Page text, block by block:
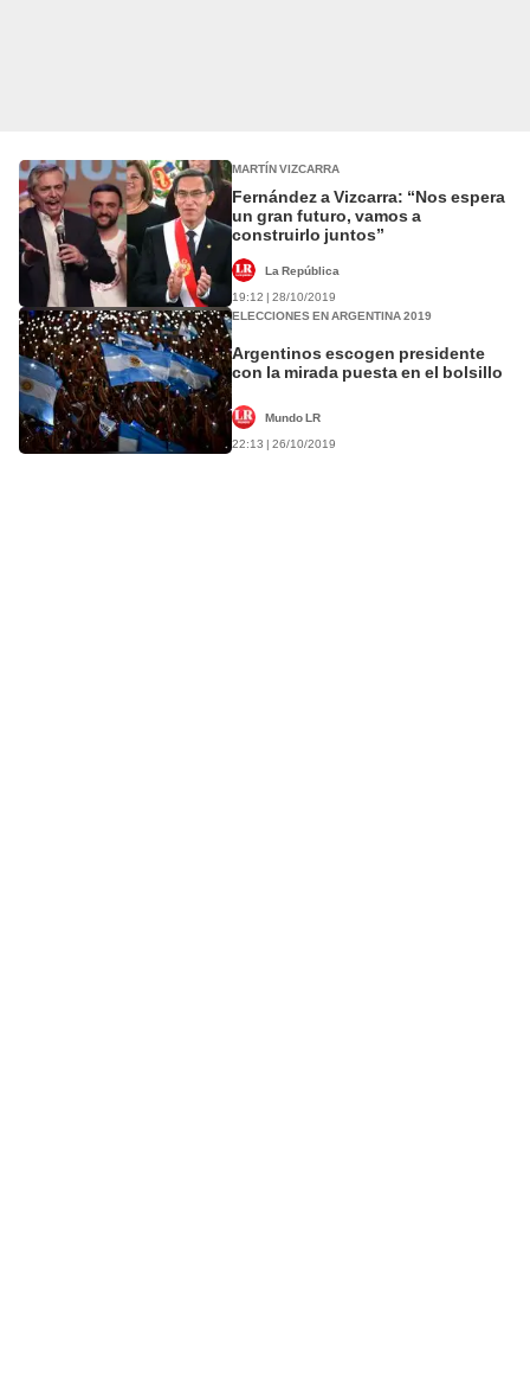
MARTÍN VIZCARRA
Fernández a Vizcarra: “Nos espera
un gran futuro, vamos a
construirlo juntos”
La República
19:12 | 28/10/2019
ELECCIONES EN ARGENTINA 2019
Argentinos escogen presidente
con la mirada puesta en el bolsillo
Mundo LR
22:13 | 26/10/2019